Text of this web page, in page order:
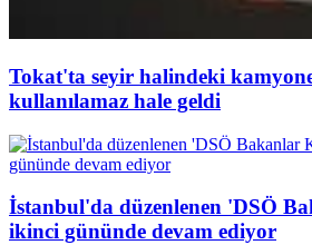
Tokat'ta seyir halindeki
kullanılamaz hale geldi
İstanbul'da düzenlenen 'DSÖ
ikinci gününde devam ediyor